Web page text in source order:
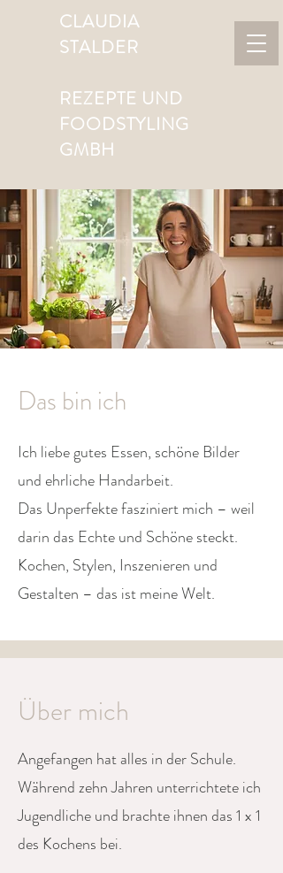
CLAUDIA
STALDER
REZEPTE UND
FOODSTYLING
GMBH
Das bin ich
Ich liebe gutes Essen, schöne Bilder
und ehrliche Handarbeit.
Das Unperfekte fasziniert mich – weil
darin das Echte und Schöne steckt.
Kochen, Stylen, Inszenieren und
Gestalten – das ist meine Welt.
Über mich
Angefangen hat alles in der Schule.
Während zehn Jahren unterrichtete ich
Jugendliche und brachte ihnen das 1 x 1
des Kochens bei.